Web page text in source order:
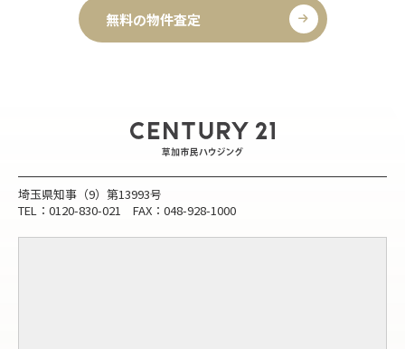
無料の物件査定
埼玉県知事（9）第13993号
TEL：0120-830-021 FAX：048-928-1000